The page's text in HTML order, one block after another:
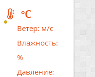
°C
Ветер: м/с
Влажность:
%
Давление: